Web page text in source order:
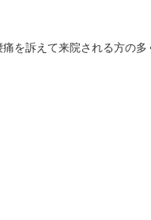
を訴えて来院される方の多